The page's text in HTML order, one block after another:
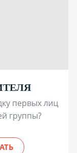
первых лиц
группы?